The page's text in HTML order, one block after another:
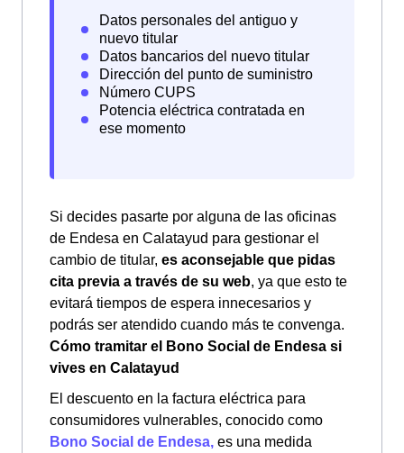
Si decides pasarte por alguna de las oficinas
de Endesa en Calatayud para gestionar el
cambio de titular, es aconsejable que pidas
cita previa a través de su web, ya que esto te
evitará tiempos de espera innecesarios y
podrás ser atendido cuando más te convenga.
Cómo tramitar el Bono Social de Endesa si
vives en Calatayud
El descuento en la factura eléctrica para
consumidores vulnerables, conocido como
Bono Social de Endesa, es una medida